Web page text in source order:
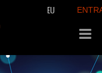
EU